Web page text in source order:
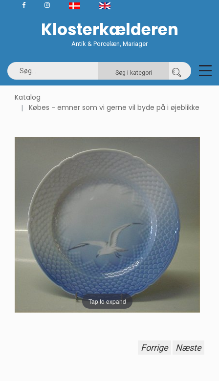
Klosterkælderen
Antik & Porcelæn, Mariager
Søg i kategori
Katalog
Købes - emner som vi gerne vil byde på i øjeblikke
Tap to expand
Forrige Næste